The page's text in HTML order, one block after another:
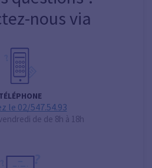
nous via
le 02/547.54.93
de de 8h à 18h